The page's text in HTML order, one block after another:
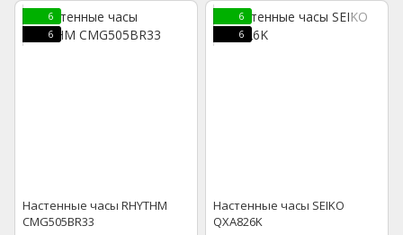
6
6
Настенные часы RHYTHM
CMG505BR33
6
6
Настенные часы SEIKO
QXA826K